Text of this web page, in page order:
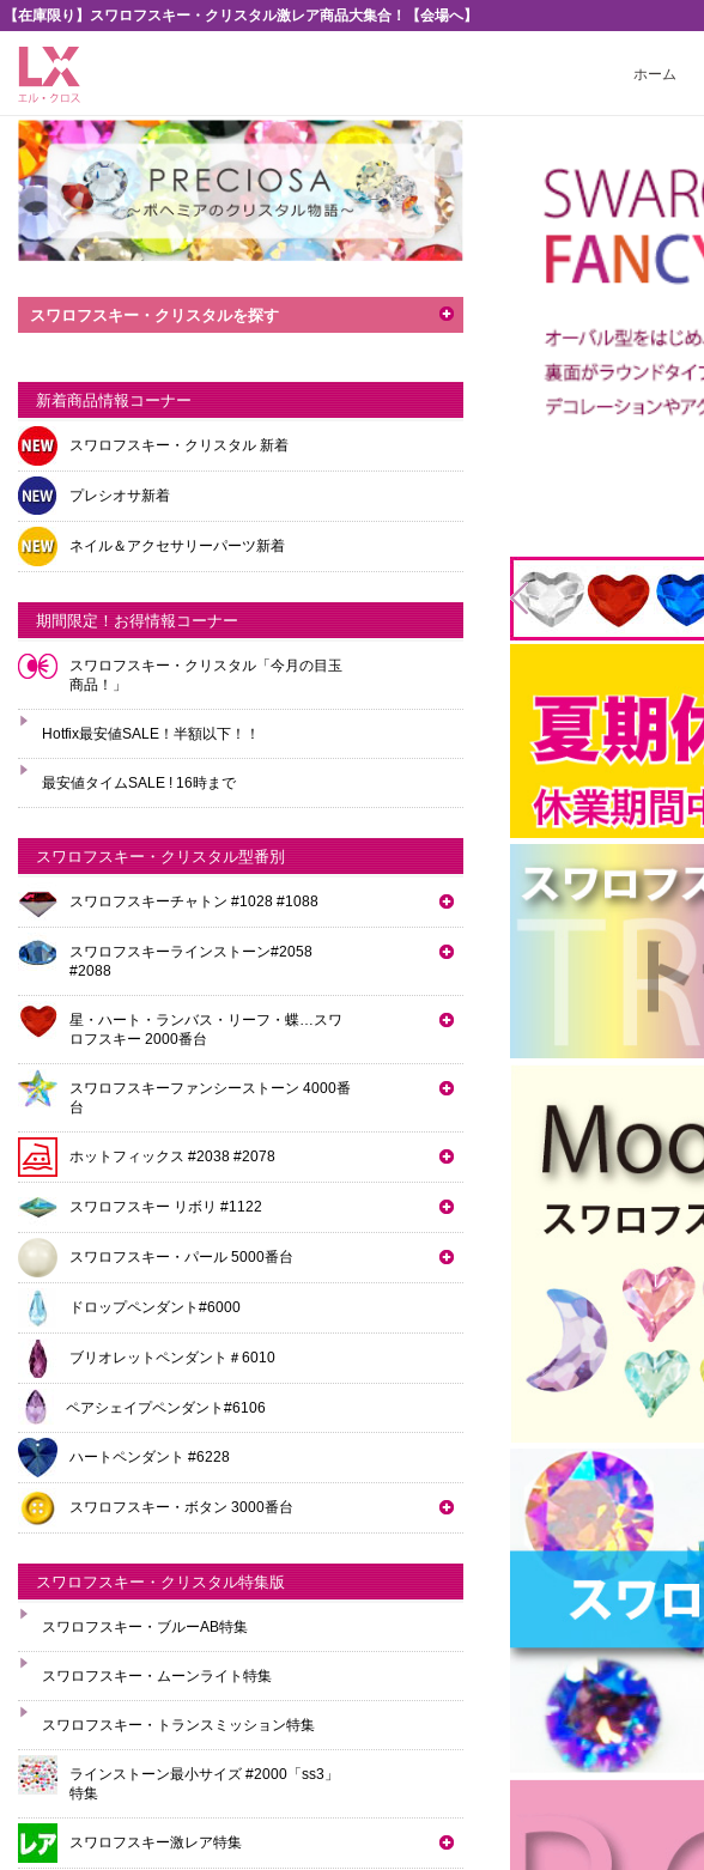
【在庫限り】スワロフスキー・クリスタル激レア商品大集合！【会場へ】
ホーム
スワロフスキー・クリスタルを探す
新着商品情報コーナー
スワロフスキー・クリスタル 新着
プレシオサ新着
ネイル＆アクセサリーパーツ新着
期間限定！お得情報コーナー
スワロフスキー・クリスタル「今月の目玉
商品！」
Hotfix最安値SALE！半額以下！！
最安値タイムSALE ! 16時まで
スワロフスキー・クリスタル型番別
スワロフスキーチャトン #1028 #1088
スワロフスキーラインストーン#2058
#2088
星・ハート・ランバス・リーフ・蝶…スワ
ロフスキー 2000番台
スワロフスキーファンシーストーン 4000番
台
ホットフィックス #2038 #2078
スワロフスキー リボリ #1122
スワロフスキー・パール 5000番台
ドロップペンダント#6000
ブリオレットペンダント＃6010
ペアシェイプペンダント#6106
ハートペンダント #6228
スワロフスキー・ボタン 3000番台
スワロフスキー・クリスタル特集版
スワロフスキー・ブルーAB特集
スワロフスキー・ムーンライト特集
スワロフスキー・トランスミッション特集
ラインストーン最小サイズ #2000「ss3」
特集
スワロフスキー激レア特集